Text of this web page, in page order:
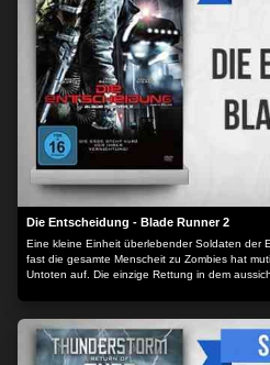
Die Entscheidung - Blade Runner 2
Eine kleine Einheit überlebender Soldaten der
fast die gesamte Menscheit zu Zombies hat
Untoten auf. Die einzige Rettung in dem aussichtlos erscheinenden Kampf ist ein